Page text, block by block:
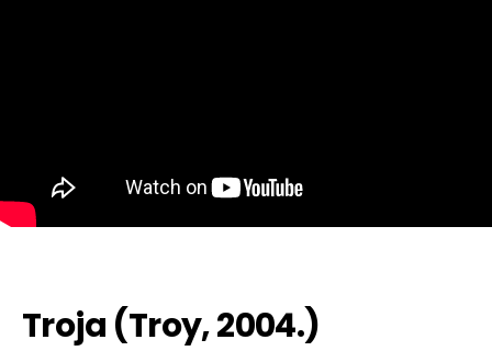
Troja (Troy, 2004.)